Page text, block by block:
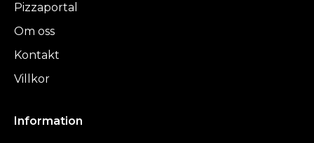
Pizzaportal
Om oss
Kontakt
Villkor
Information